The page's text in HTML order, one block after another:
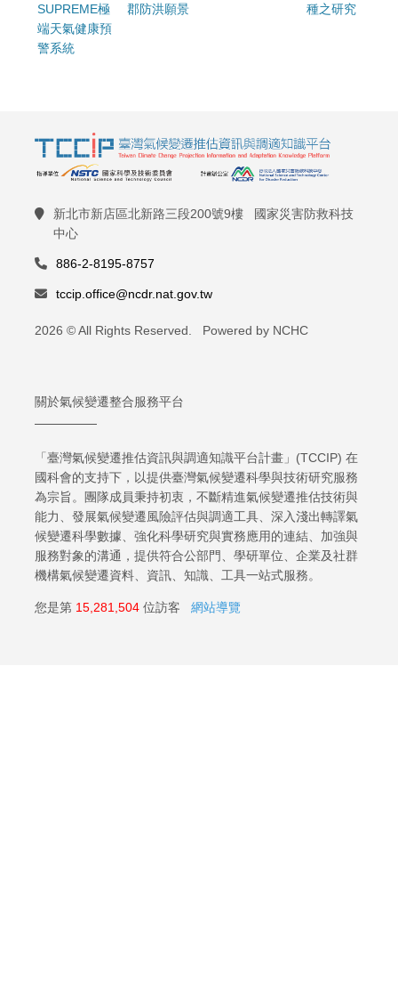
SUPREME極
端天氣健康預
警系統
郡防洪願景
種之研究
新北市新店區北新路三段200號9樓 國家災害防救科技
中心
886-2-8195-8757
tccip.office@ncdr.nat.gov.tw
2026 © All Rights Reserved. Powered by NCHC
關於氣候變遷整合服務平台
「臺灣氣候變遷推估資訊與調適知識平台計畫」(TCCIP) 在
國科會的支持下，以提供臺灣氣候變遷科學與技術研究服務
為宗旨。團隊成員秉持初衷，不斷精進氣候變遷推估技術與
能力、發展氣候變遷風險評估與調適工具、深入淺出轉譯氣
候變遷科學數據、強化科學研究與實務應用的連結、加強與
服務對象的溝通，提供符合公部門、學研單位、企業及社群
機構氣候變遷資料、資訊、知識、工具一站式服務。
您是第 15,281,504 位訪客 網站導覽